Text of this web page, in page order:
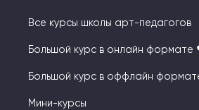
Все курсы школы арт-педагогов
Большой курс в онлайн формате
Большой курс в оффлайн
Мини-курсы